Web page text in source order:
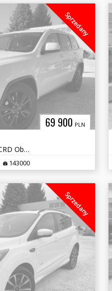
69 900 PLN
Sprzedany
Jeep Grand Cherokee IV 3.0 CRD Obverland 4x4 Salon Polska
143000
Sprzedany